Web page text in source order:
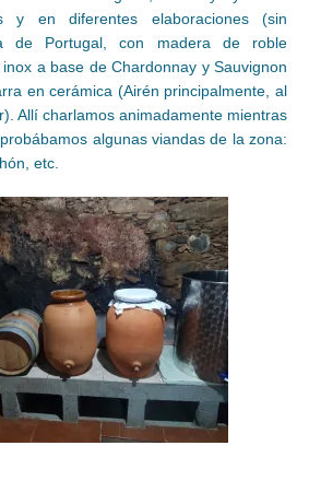
y en diferentes elaboraciones (sin
de Portugal, con madera de roble
a base de Chardonnay y Sauvignon
en cerámica (Airén principalmente, al
Allí charlamos animadamente mientras
algunas viandas de la zona:
etc.